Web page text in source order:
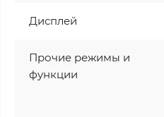
Дисплей
Прочие режимы и
функции